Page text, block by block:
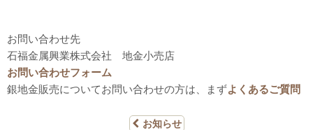
お問い合わせ先
石福金属興業株式会社 地金小売店
お問い合わせフォーム
銀地金販売についてお問い合わせの方は、まずよくあるご質問
お知らせ